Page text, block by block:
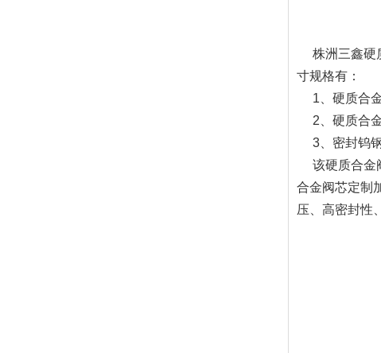
株洲三鑫硬
寸规格有：
1、硬质合金
2、硬质合金
3、密封钨钢
该硬质合金
合金阀芯定制
压、高密封性